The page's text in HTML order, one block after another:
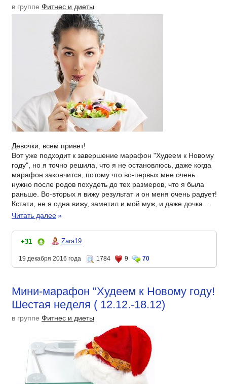
в группе Фитнес и диеты
Девочки, всем привет!
Вот уже подходит к завершение марафон "Худеем к Новому
году", но я точно решила, что я не остановлюсь, даже когда
марафон закончится, потому что во-первых мне очень
нужно после родов похудеть до тех размеров, что я была
раньше. Во-вторых я вижу результат и он меня очень радует!
Кстати, не я одна вижу, заметил и мой муж, и даже дочка...
Читать далее»
+31 Zara19
19 декабря 2016 года 1784 9 70
Мини-марафон "Худеем к Новому году!
Шестая неделя ( 12.12.-18.12)
в группе Фитнес и диеты